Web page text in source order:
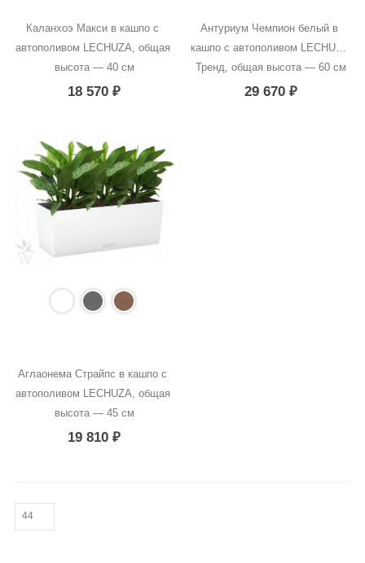
Каланхоэ Макси в кашпо с
автополивом LECHUZA, общая
высота — 40 см
18 570₽
Антуриум Чемпион белый в
кашпо с автополивом LECHUZA
Тренд, общая высота — 60 см
29 670 ₽
Аглаонема Страйпс в кашпо с
автополивом LECHUZA, общая
высота — 45 см
19 810₽